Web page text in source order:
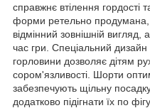
справжнє втілення гордості
форми ретельно
відмінний зовнішній
час гри. Спеціальний
горловини дозволяє дітям
сором'язливості. Шорти
забезпечують щільну
додатково підігнати їх по